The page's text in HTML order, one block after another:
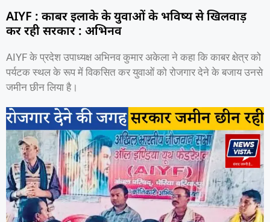
AIYF : काबर इलाके के युवाओं के भविष्य से खिलवाड़
कर रही सरकार : अभिनव
AIYF के प्रदेश उपाध्यक्ष अभिनव कुमार अकेला ने कहा कि काबर क्षेत्र को
पर्यटक स्थल के रूप में विकसित कर युवाओं को रोजगार देने के बजाय उनसे
जमीन छीन लिया है।